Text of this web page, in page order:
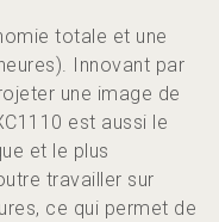
totale et une
Innovant par
une image de
est aussi le
et le plus
travailler sur
ce qui permet de